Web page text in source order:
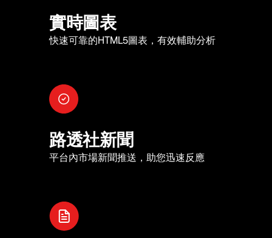
實時圖表
快速可靠的HTML5圖表，有效輔助分析
路透社新聞
平台內市場新聞推送，助您迅速反應